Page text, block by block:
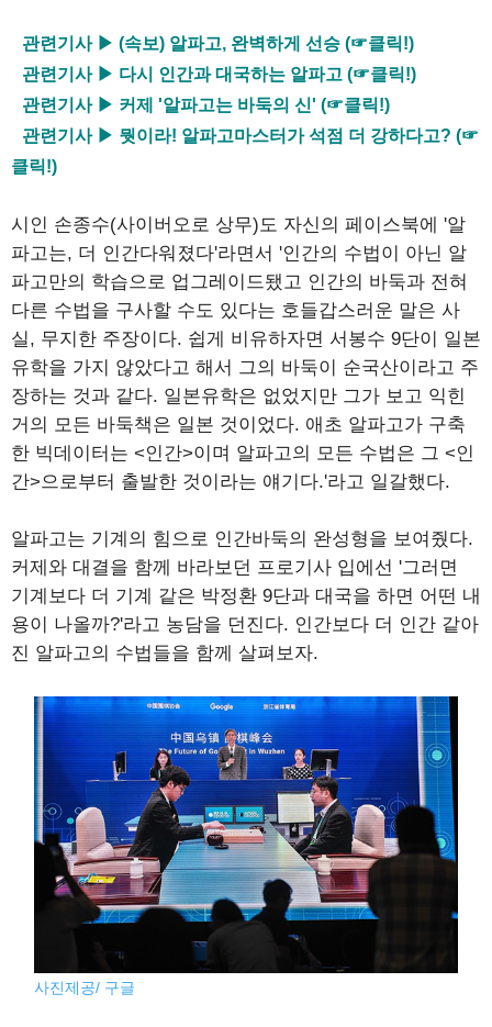
관련기사 ▶ (속보) 알파고, 완벽하게 선승 (☞클릭!)
관련기사 ▶ 다시 인간과 대국하는 알파고 (☞클릭!)
관련기사 ▶ 커제 '알파고는 바둑의 신' (☞클릭!)
관련기사 ▶ 뭣이라! 알파고마스터가 석점 더 강하다고? (☞
클릭!)
시인 손종수(사이버오로 상무)도 자신의 페이스북에 '알
파고는, 더 인간다워졌다'라면서 '인간의 수법이 아닌 알
파고만의 학습으로 업그레이드됐고 인간의 바둑과 전혀
다른 수법을 구사할 수도 있다는 호들갑스러운 말은 사
실, 무지한 주장이다. 쉽게 비유하자면 서봉수 9단이 일본
유학을 가지 않았다고 해서 그의 바둑이 순국산이라고 주
장하는 것과 같다. 일본유학은 없었지만 그가 보고 익힌
거의 모든 바둑책은 일본 것이었다. 애초 알파고가 구축
한 빅데이터는 <인간>이며 알파고의 모든 수법은 그 <인
간>으로부터 출발한 것이라는 얘기다.'라고 일갈했다.
알파고는 기계의 힘으로 인간바둑의 완성형을 보여줬다.
커제와 대결을 함께 바라보던 프로기사 입에선 '그러면
기계보다 더 기계 같은 박정환 9단과 대국을 하면 어떤 내
용이 나올까?'라고 농담을 던진다. 인간보다 더 인간 같아
진 알파고의 수법들을 함께 살펴보자.
사진제공/ 구글